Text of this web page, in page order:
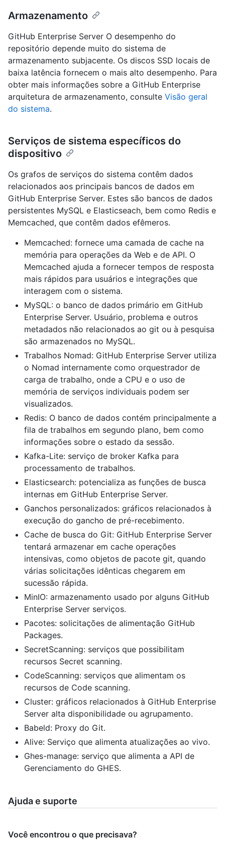
Armazenamento
GitHub Enterprise Server O desempenho do
repositório depende muito do sistema de
armazenamento subjacente. Os discos SSD locais de
baixa latência fornecem o mais alto desempenho. Para
obter mais informações sobre a GitHub Enterprise
arquitetura de armazenamento, consulte Visão geral
do sistema.
Serviços de sistema específicos do
dispositivo
Os grafos de serviços do sistema contêm dados
relacionados aos principais bancos de dados em
GitHub Enterprise Server. Estes são bancos de dados
persistentes MySQL e Elasticseach, bem como Redis e
Memcached, que contêm dados efêmeros.
Memcached: fornece uma camada de cache na
memória para operações da Web e de API. O
Memcached ajuda a fornecer tempos de resposta
mais rápidos para usuários e integrações que
interagem com o sistema.
MySQL: o banco de dados primário em GitHub
Enterprise Server. Usuário, problema e outros
metadados não relacionados ao git ou à pesquisa
são armazenados no MySQL.
Trabalhos Nomad: GitHub Enterprise Server utiliza
o Nomad internamente como orquestrador de
carga de trabalho, onde a CPU e o uso de
memória de serviços individuais podem ser
visualizados.
Redis: O banco de dados contém principalmente a
fila de trabalhos em segundo plano, bem como
informações sobre o estado da sessão.
Kafka-Lite: serviço de broker Kafka para
processamento de trabalhos.
Elasticsearch: potencializa as funções de busca
internas em GitHub Enterprise Server.
Ganchos personalizados: gráficos relacionados à
execução do gancho de pré-recebimento.
Cache de busca do Git: GitHub Enterprise Server
tentará armazenar em cache operações
intensivas, como objetos de pacote git, quando
várias solicitações idênticas chegarem em
sucessão rápida.
MinIO: armazenamento usado por alguns GitHub
Enterprise Server serviços.
Pacotes: solicitações de alimentação GitHub
Packages.
SecretScanning: serviços que possibilitam
recursos Secret scanning.
CodeScanning: serviços que alimentam os
recursos de Code scanning.
Cluster: gráficos relacionados à GitHub Enterprise
Server alta disponibilidade ou agrupamento.
Babeld: Proxy do Git.
Alive: Serviço que alimenta atualizações ao vivo.
Ghes-manage: serviço que alimenta a API de
Gerenciamento do GHES.
Ajuda e suporte
Você encontrou o que precisava?